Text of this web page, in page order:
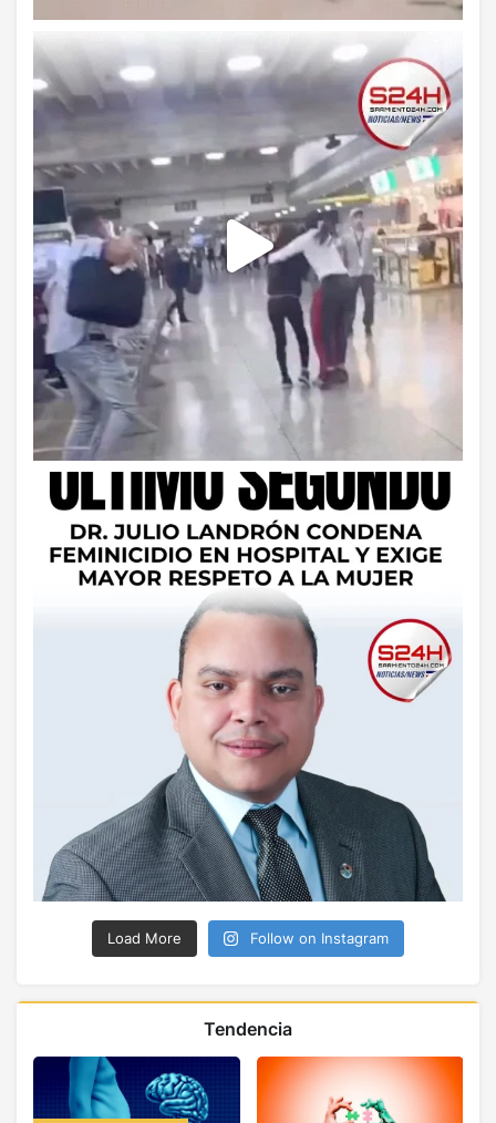
Load More Follow on Instagram
Tendencia